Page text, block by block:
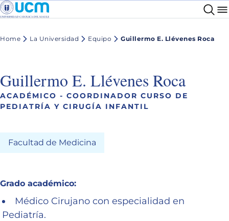
Home La Universidad Equipo Guillermo E. Llévenes Roca
Guillermo E. Llévenes Roca
ACADÉMICO - COORDINADOR CURSO DE
PEDIATRÍA Y CIRUGÍA INFANTIL
Facultad de Medicina
Grado académico:
Médico Cirujano con especialidad en
Pediatría.